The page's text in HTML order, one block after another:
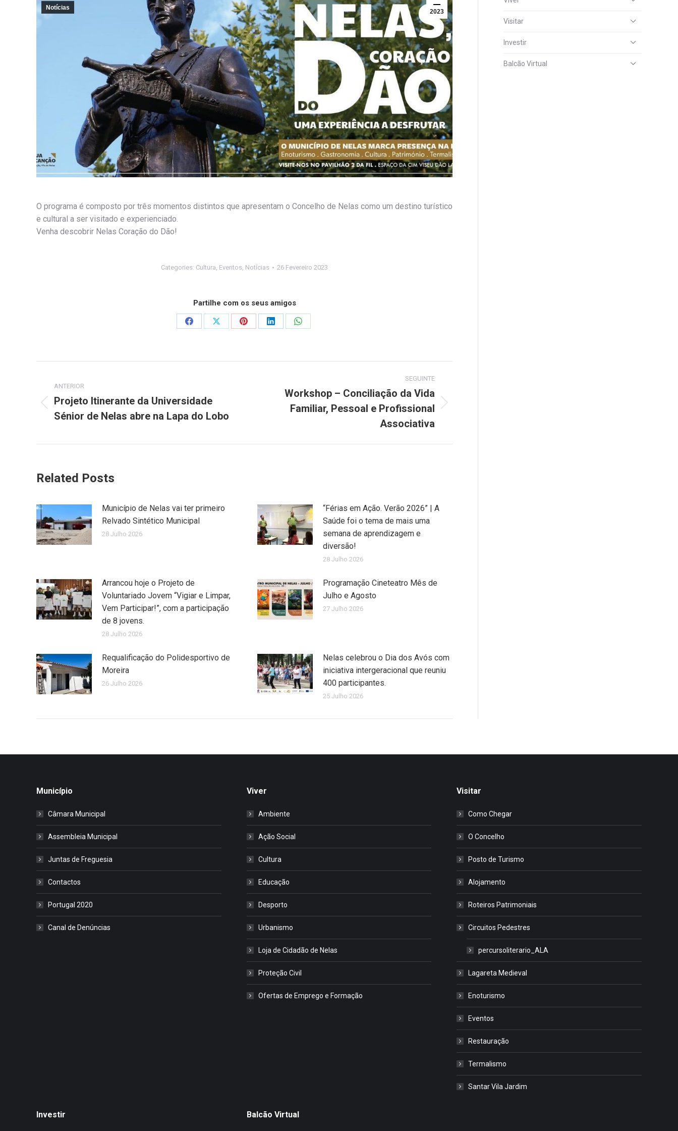
2023
Notícias
O programa é composto por três momentos distintos que apresentam o Concelho de Nelas como um destino turístico
e cultural a ser visitado e experienciado.
Venha descobrir Nelas Coração do Dão!
Categories: Cultura Eventos Notícias 26 Fevereiro 2023
Partilhe com os seus amigos
Share
Share
Share
Share
Share
navigation
ANTERIOR
Previous
post:
Projeto Itinerante da Universidade
Sénior de Nelas abre na Lapa do Lobo
SEGUINTE
Workshop – Conciliação da Vida
Familiar, Pessoal e Profissional
Associativa
Related Posts
Município de Nelas vai ter primeiro
Relvado Sintético Municipal
28 Julho 2026
“Férias em Ação. Verão 2026” | A
Saúde foi o tema de mais uma
semana de aprendizagem e
diversão!
28 Julho 2026
Arrancou hoje o Projeto de
Voluntariado Jovem “Vigiar e Limpar,
Vem Participar!”, com a participação
de 8 jovens.
28 Julho 2026
Programação Cineteatro Mês de
Julho e Agosto
27 Julho 2026
Requalificação do Polidesportivo de
Moreira
26 Julho 2026
Nelas celebrou o Dia dos Avós com
iniciativa intergeracional que reuniu
400 participantes.
25 Julho 2026
Visitar
Investir
Balcão Virtual
Município
Câmara Municipal
Assembleia Municipal
Juntas de Freguesia
Contactos
Portugal 2020
Canal de Denúncias
Viver
Ambiente
Ação Social
Cultura
Educação
Desporto
Urbanismo
Loja de Cidadão de Nelas
Proteção Civil
Ofertas de Emprego e Formação
Visitar
Como Chegar
O Concelho
Posto de Turismo
Alojamento
Roteiros Patrimoniais
Circuitos Pedestres
percursoliterario_ALA
Lagareta Medieval
Enoturismo
Eventos
Restauração
Termalismo
Santar Vila Jardim
Investir Balcão Virtual